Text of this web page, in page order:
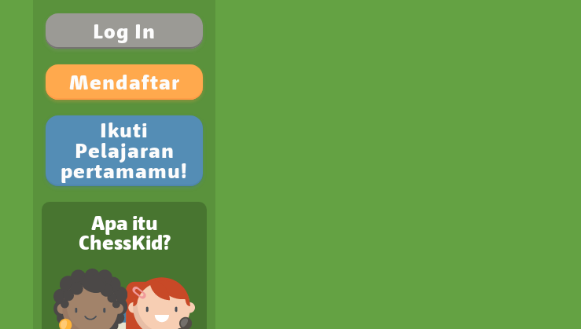
Log In
Mendaftar
Ikuti
Pelajaran
pertamamu!
Apa itu
ChessKid?